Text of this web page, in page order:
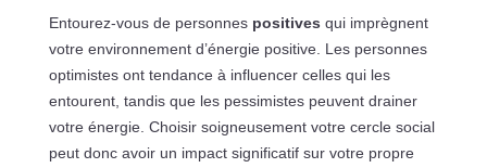
Entourez-vous de personnes positives qui imprègnent
votre environnement d’énergie positive. Les personnes
optimistes ont tendance à influencer celles qui les
entourent, tandis que les pessimistes peuvent drainer
votre énergie. Choisir soigneusement votre cercle social
peut donc avoir un impact significatif sur votre propre